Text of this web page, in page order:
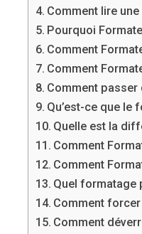
Comment lire
Pourquoi
Comment
Comment
Comment passer
Qu’est-ce que le
Quelle est la
Comment
Comment
Quel formatage
Comment forcer
Comment